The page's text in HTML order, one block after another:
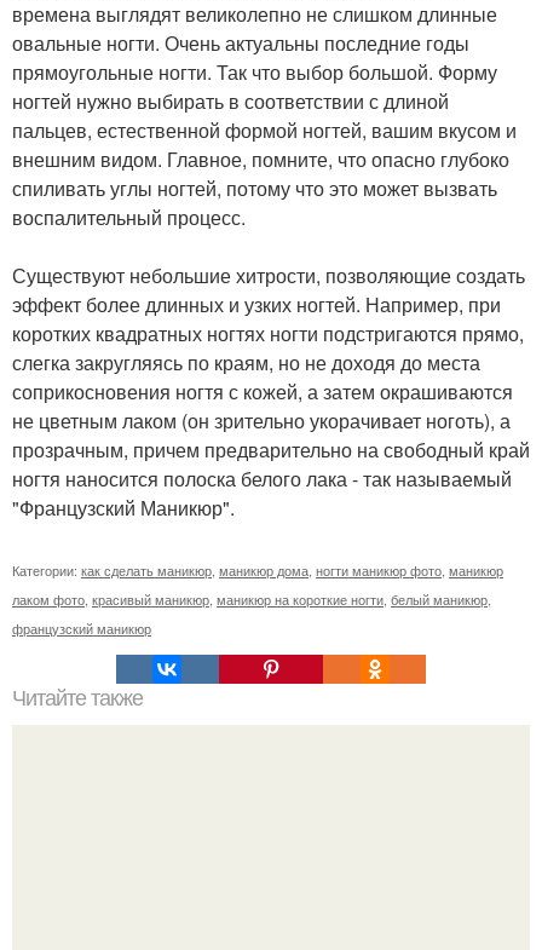
времена выглядят великолепно не слишком длинные
овальные ногти. Очень актуальны последние годы
прямоугольные ногти. Так что выбор большой. Форму
ногтей нужно выбирать в соответствии с длиной
пальцев, естественной формой ногтей, вашим вкусом и
внешним видом. Главное, помните, что опасно глубоко
спиливать углы ногтей, потому что это может вызвать
воспалительный процесс.
Существуют небольшие хитрости, позволяющие создать
эффект более длинных и узких ногтей. Например, при
коротких квадратных ногтях ногти подстригаются прямо,
слегка закругляясь по краям, но не доходя до места
соприкосновения ногтя с кожей, а затем окрашиваются
не цветным лаком (он зрительно укорачивает ноготь), а
прозрачным, причем предварительно на свободный край
ногтя наносится полоска белого лака - так называемый
"Французский Маникюр".
Категории: как сделать маникюр, маникюр дома, ногти маникюр фото, маникюр
лаком фото, красивый маникюр, маникюр на короткие ногти, белый маникюр,
французский маникюр
Читайте также